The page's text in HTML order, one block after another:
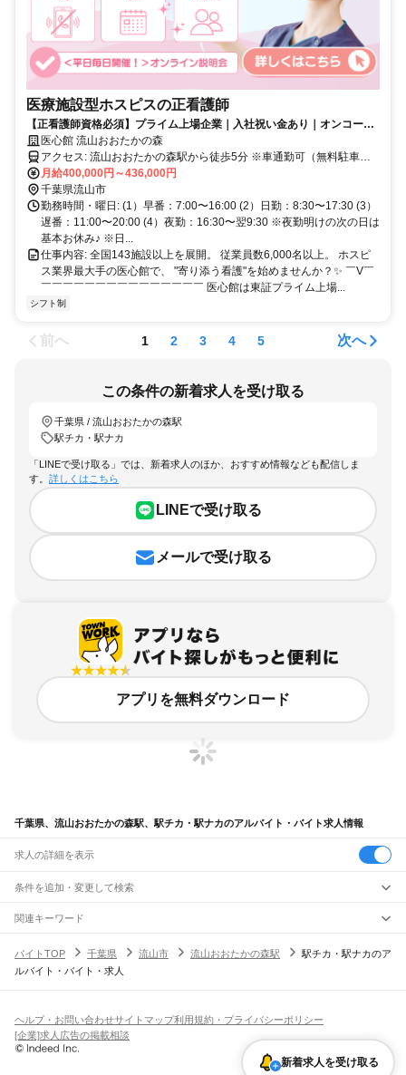
医療施設型ホスピスの正看護師
【正看護師資格必須】プライム上場企業｜入社祝い金あり｜オンコール
なし｜ホスピス未経験OK｜年間休日115日
医心館 流山おおたかの森
アクセス: 流山おおたかの森駅から徒歩5分 ※車通勤可（無料駐車場
あり）
月給400,000円～436,000円
千葉県流山市
勤務時間・曜日: (1）早番：7:00〜16:00 (2）日勤：8:30〜17:30 (3）
遅番：11:00〜20:00 (4）夜勤：16:30〜翌9:30 ※夜勤明けの次の日は
基本お休み♪ ※日...
仕事内容: 全国143施設以上を展開。 従業員数6,000名以上。 ホスピ
ス業界最大手の医心館で、 "寄り添う看護"を始めませんか？✨ ￣V￣
￣￣￣￣￣￣￣￣￣￣￣￣￣￣￣ 医心館は東証プライム上場...
シフト制
前へ 1 2 3 4 5 次へ
この条件の新着求人を受け取る
千葉県 / 流山おおたかの森駅
駅チカ・駅ナカ
「LINEで受け取る」では、新着求人のほか、おすすめ情報なども配信しま
す。 詳しくはこちら
LINEで受け取る
メールで受け取る
アプリを無料ダウンロード
千葉県、流山おおたかの森駅、駅チカ・駅ナカのアルバイト・バイト求人情報
求人の詳細を表示
条件を追加・変更して検索
市区町村を追加・変更
千葉県すべて
千葉市すべて
旭市習志野市柏市勝浦市市原市流山市八千代市我孫子市鴨川市鎌ケ谷市
君津市富津市浦安市 印西市白井市富里市南房総市
匝瑳市香取市 印旛郡 香取郡山武郡 長生郡夷隅郡
駅を追加・変更
JR中央・総武線
市川駅本八幡駅下総中山駅 津田沼駅
幕張駅
新検見川駅
職種を追加・変更
飲食・フードサービスすべて
ホールスタッフキッチンスタッフ
パン屋（ベーカリー）
バー（BAR）・バーテンダー
飲食店（店長・マネージャー）
人気
日払いOK高校生歓迎 髪型・髪色自由
留学生・外国人活躍中
雇用形態を追加・変更
関連キーワード
バイトTOP
千葉県 流山市 流山おおたかの森駅
駅チカ・駅ナカのア
ルバイト・バイト・求人
新着求人を受け取る
ヘルプ・お問い合わせサイトマップ利用規約・プライバシーポリシー
[企業]求人広告の掲載相談